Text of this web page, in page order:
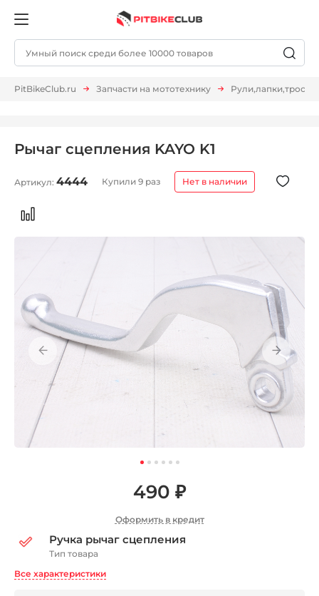
PitBikeClub.ru Запчасти на мототехнику Рули,лапки,тросы
Рычаг сцепления KAYO K1
Артикул: 4444 Купили 9 раз Нет в наличии
490 ₽
Оформить в кредит
Ручка рычаг сцепления
Тип товара
Все характеристики